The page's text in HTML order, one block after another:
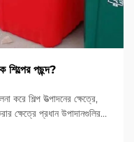
শিল্পের পছন্দ?
করে শিল্প উত্পাদনের ক্ষেত্রে,
ক্ষেত্রে প্রধান উপাদানগুলির